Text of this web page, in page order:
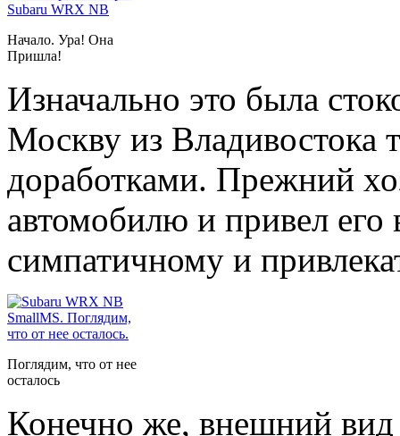
Начало. Ура! Она
Пришла!
Изначально это была
Москву из Владивостока
доработками. Прежний
автомобилю и привел
симпатичному и
Поглядим, что от нее
осталось
Конечно же, внешний вид